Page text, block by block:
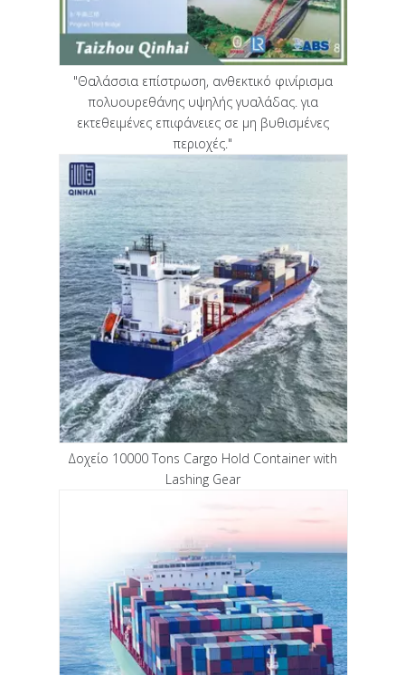
"Θαλάσσια επίστρωση, ανθεκτικό φινίρισμα
πολυουρεθάνης υψηλής γυαλάδας. για
εκτεθειμένες επιφάνειες σε μη βυθισμένες
περιοχές."
Δοχείο 10000 Tons Cargo Hold Container with
Lashing Gear